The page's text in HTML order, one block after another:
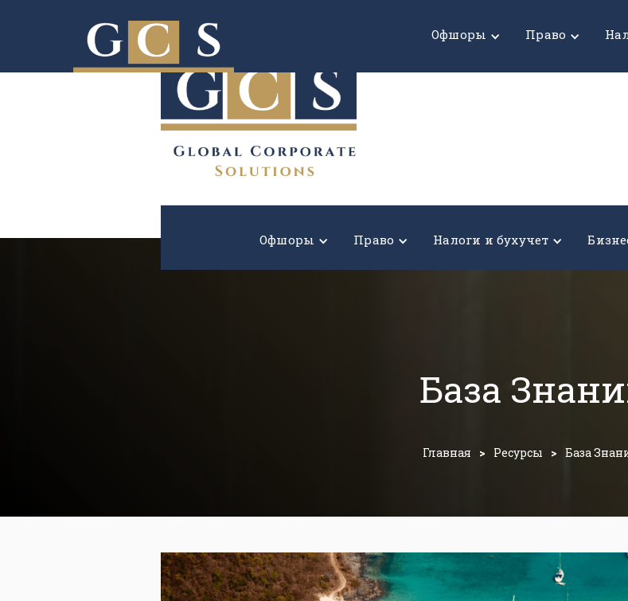
Офшоры Право
Расширьте границы вашего бизнеса!
Офшоры Право Налоги и бухучет
База
Главная > Ресурсы > База